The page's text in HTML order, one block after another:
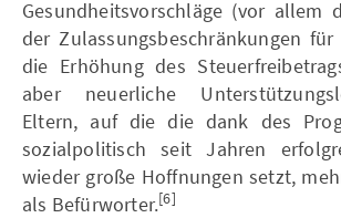
Gesundheitsvorschläge (vor allem
der Zulassungsbeschränkungen
die Erhöhung des
aber neuerliche
Eltern, auf die die dank des
sozialpolitisch seit Jahren
wieder große Hoffnungen setzt,
als Befürworter.[6]